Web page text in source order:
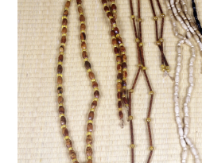
3 판소리
4 25의용단
5 격음
6 단종실록
7
여수·순천 10·19사건
8
가갸날
9 균전론